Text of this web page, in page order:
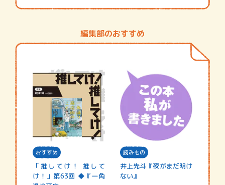
編集部のおすすめ
おすすめ
「推してけ！ 推して
け！」第63回 ◆『一角
読みもの
井上先斗『夜がまだ明け
ない』